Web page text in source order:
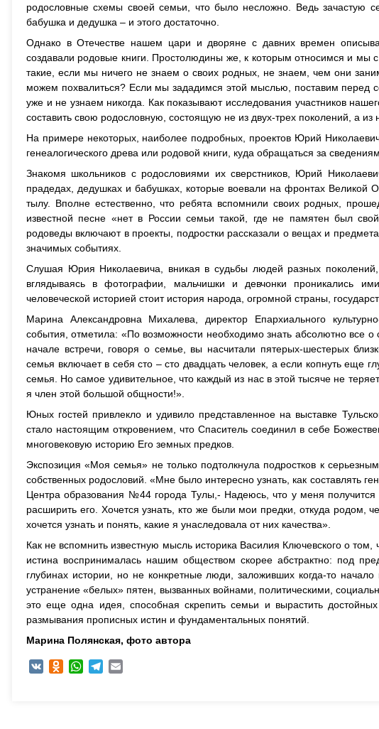
родословные схемы своей семьи, что было несложно. Ведь зачастую
бабушка и дедушка – и этого достаточно.
Однако в Отечестве нашем цари и дворяне с давних времен
создавали родовые книги. Простолюдины же, к которым относимся и
такие, если мы ничего не знаем о своих родных, не знаем, чем они
можем похвалиться? Если мы зададимся этой мыслью, поставим перед
уже и не узнаем никогда. Как показывают исследования участников
составить свою родословную, состоящую не из двух-трех поколений, а из
На примере некоторых, наиболее подробных, проектов Юрий
генеалогического древа или родовой книги, куда обращаться за
Знакомя школьников с родословиями их сверстников, Юрий
прадедах, дедушках и бабушках, которые воевали на фронтах Великой
тылу. Вполне естественно, что ребята вспомнили своих родных,
известной песне «нет в России семьи такой, где не памятен был
родоведы включают в проекты, подростки рассказали о вещах и
значимых событиях.
Слушая Юрия Николаевича, вникая в судьбы людей разных
вглядываясь в фотографии, мальчишки и девчонки проникались
человеческой историей стоит история народа, огромной страны,
Марина Александровна Михалева, директор Епархиального
события, отметила: «По возможности необходимо знать абсолютно все
начале встречи, говоря о семье, вы насчитали пятерых-шестерых
семья включает в себя сто – сто двадцать человек, а если копнуть еще
семья. Но самое удивительное, что каждый из нас в этой тысяче не
я член этой большой общности!».
Юных гостей привлекло и удивило представленное на выставке
стало настоящим откровением, что Спаситель соединил в себе
многовековую историю Его земных предков.
Экспозиция «Моя семья» не только подтолкнула подростков к
собственных родословий. «Мне было интересно узнать, как составлять
Центра образования №44 города Тулы,- Надеюсь, что у меня
расширить его. Хочется узнать, кто же были мои предки, откуда
хочется узнать и понять, какие я унаследовала от них качества».
Как не вспомнить известную мысль историка Василия Ключевского о
истина воспринималась нашим обществом скорее абстрактно: под
глубинах истории, но не конкретные люди, заложивших когда-то
устранение «белых» пятен, вызванных войнами, политическими,
это еще одна идея, способная скрепить семьи и вырастить
размывания прописных истин и фундаментальных понятий.
Марина Полянская, фото автора
VK Odnoklassniki
WhatsAppTelegram